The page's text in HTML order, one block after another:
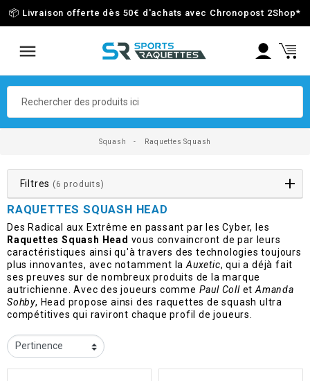
📦 Livraison offerte dès 50€ d'achats avec Chronopost 2Shop*
Squash Raquettes Squash
Filtres (6 produits)
RAQUETTES SQUASH HEAD
Des Radical aux Extrême en passant par les Cyber, les
Raquettes Squash Head vous convaincront de par leurs
caractéristiques ainsi qu'à travers des technologies toujours
plus innovantes, avec notamment laAuxetic, qui a déjà fait
ses preuves sur de nombreux produits de la marque
autrichienne. Avec des joueurs comme Paul ColletAmanda
Sohby, Head propose ainsi des raquettes de squash ultra
compétitives qui raviront chaque profil de joueurs.